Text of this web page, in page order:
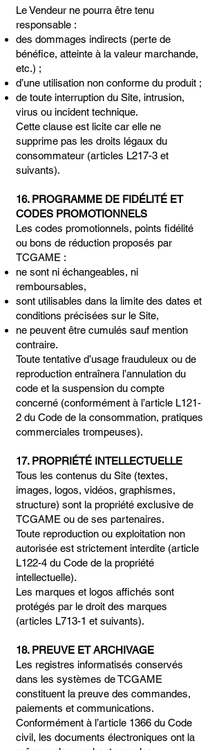
Le Vendeur ne pourra être tenu
responsable :
des dommages indirects (perte de
bénéfice, atteinte à la valeur marchande,
etc.) ;
d’une utilisation non conforme du produit ;
de toute interruption du Site, intrusion,
virus ou incident technique.
Cette clause est licite car elle ne
supprime pas les droits légaux du
consommateur (articles L217-3 et
suivants).
16. PROGRAMME DE FIDÉLITÉ ET
CODES PROMOTIONNELS
Les codes promotionnels, points fidélité
ou bons de réduction proposés par
TCGAME :
ne sont ni échangeables, ni
remboursables,
sont utilisables dans la limite des dates et
conditions précisées sur le Site,
ne peuvent être cumulés sauf mention
contraire.
Toute tentative d’usage frauduleux ou de
reproduction entraînera l’annulation du
code et la suspension du compte
concerné (conformément à l’article L121-
2 du Code de la consommation, pratiques
commerciales trompeuses).
17. PROPRIÉTÉ INTELLECTUELLE
Tous les contenus du Site (textes,
images, logos, vidéos, graphismes,
structure) sont la propriété exclusive de
TCGAME ou de ses partenaires.
Toute reproduction ou exploitation non
autorisée est strictement interdite (article
L122-4 du Code de la propriété
intellectuelle).
Les marques et logos affichés sont
protégés par le droit des marques
(articles L713-1 et suivants).
18. PREUVE ET ARCHIVAGE
Les registres informatisés conservés
dans les systèmes de TCGAME
constituent la preuve des commandes,
paiements et communications.
Conformément à l’article 1366 du Code
civil, les documents électroniques ont la